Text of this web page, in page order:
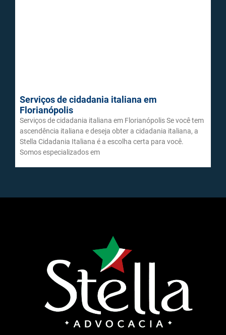
Serviços de cidadania italiana em
Florianópolis
Serviços de cidadania italiana em Florianópolis Se você tem
ascendência italiana e deseja obter a cidadania italiana, a
Stella Cidadania Italiana é a escolha certa para você.
Somos especializados em